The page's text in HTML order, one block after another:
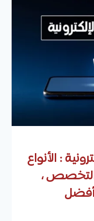
: الأنواع
التخصص ،